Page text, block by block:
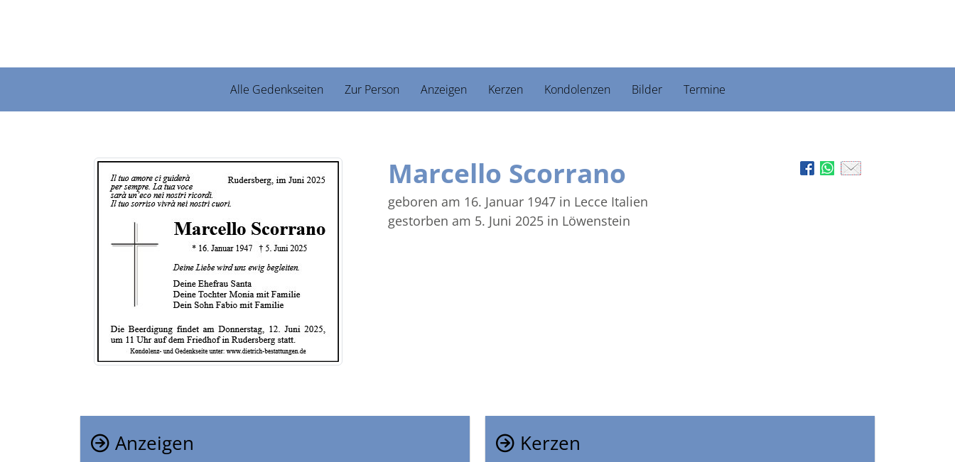
Alle Gedenkseiten Zur Person Anzeigen Kerzen Kondolenzen Bilder Termine
Marcello Scorrano
geboren am 16. Januar 1947 in Lecce Italien
gestorben am 5. Juni 2025 in Löwenstein
Anzeigen Kerzen